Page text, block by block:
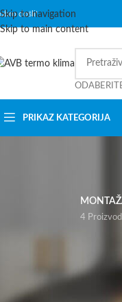
content
Skip to navigation
Skip to main content
došli!
PRIKAZ KATEGORIJA
4